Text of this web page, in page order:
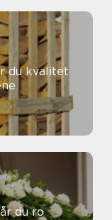
du kvalitet